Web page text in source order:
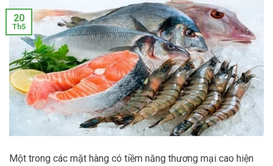
20
Th5
Một trong các mặt hàng có tiềm năng thương mại cao hiện